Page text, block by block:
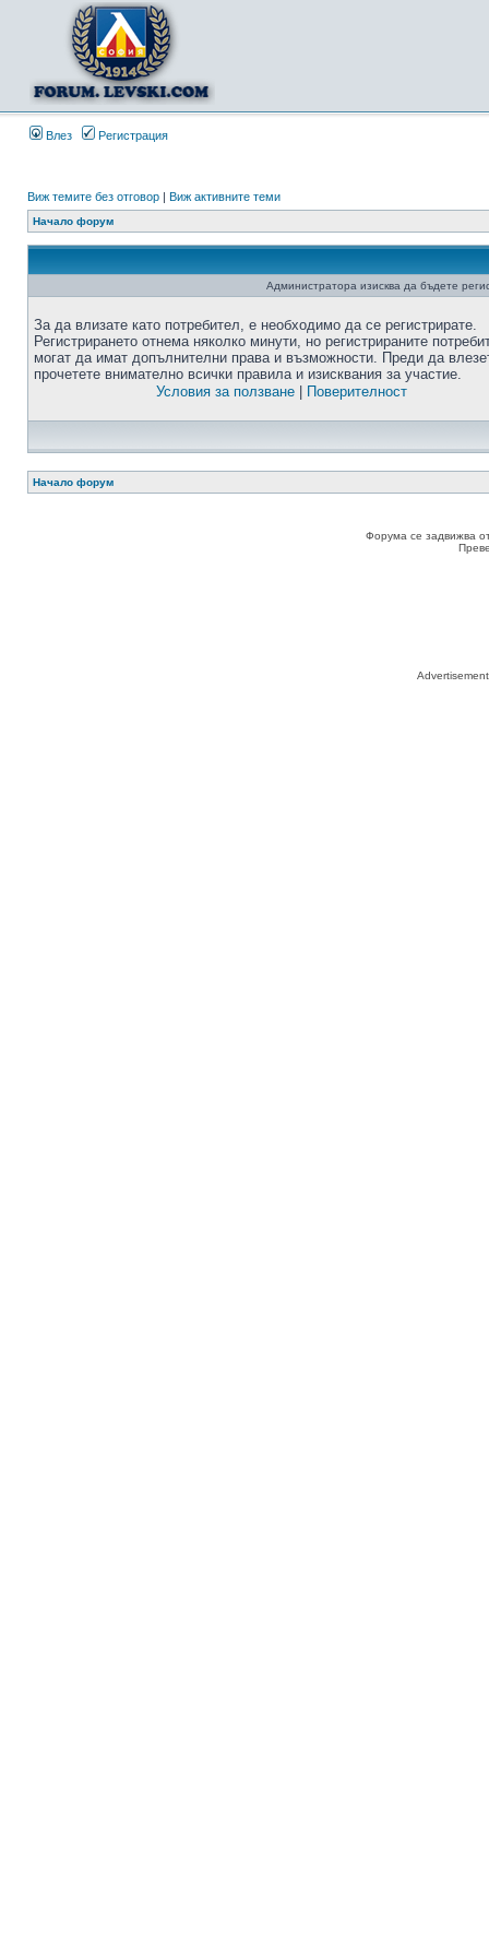
Влез Регистрация
Виж темите без отговор | Виж активните теми
Начало форум
Администратора изисква да бъдете
За да влизате като потребител, е необходимо да се регистрирате.
Регистрирането отнема няколко минути, но регистрираните
могат да имат допълнителни права и възможности. Преди да
прочетете внимателно всички правила и изисквания за участие.
Условия за ползване| Поверителност
Начало форум
Форума се задвижва